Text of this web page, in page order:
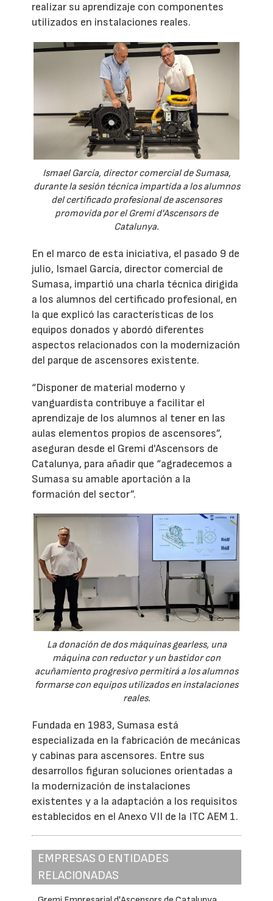
realizar su aprendizaje con componentes
utilizados en instalaciones reales.
Ismael García, director comercial de Sumasa,
durante la sesión técnica impartida a los alumnos
del certificado profesional de ascensores
promovida por el Gremi d'Ascensors de
Catalunya.
En el marco de esta iniciativa, el pasado 9 de
julio, Ismael García, director comercial de
Sumasa, impartió una charla técnica dirigida
a los alumnos del certificado profesional, en
la que explicó las características de los
equipos donados y abordó diferentes
aspectos relacionados con la modernización
del parque de ascensores existente.
“Disponer de material moderno y
vanguardista contribuye a facilitar el
aprendizaje de los alumnos al tener en las
aulas elementos propios de ascensores”,
aseguran desde el Gremi d'Ascensors de
Catalunya, para añadir que “agradecemos a
Sumasa su amable aportación a la
formación del sector”.
La donación de dos máquinas gearless, una
máquina con reductor y un bastidor con
acuñamiento progresivo permitirá a los alumnos
formarse con equipos utilizados en instalaciones
reales.
Fundada en 1983, Sumasa está
especializada en la fabricación de mecánicas
y cabinas para ascensores. Entre sus
desarrollos figuran soluciones orientadas a
la modernización de instalaciones
existentes y a la adaptación a los requisitos
establecidos en el Anexo VII de la ITC AEM 1.
EMPRESAS O ENTIDADES
RELACIONADAS